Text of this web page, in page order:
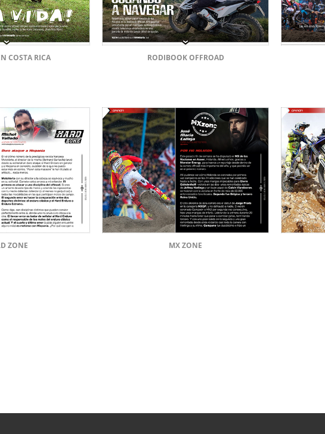
COSTA RICA RODIBOOK OFFROAD
ZONE MX ZONE